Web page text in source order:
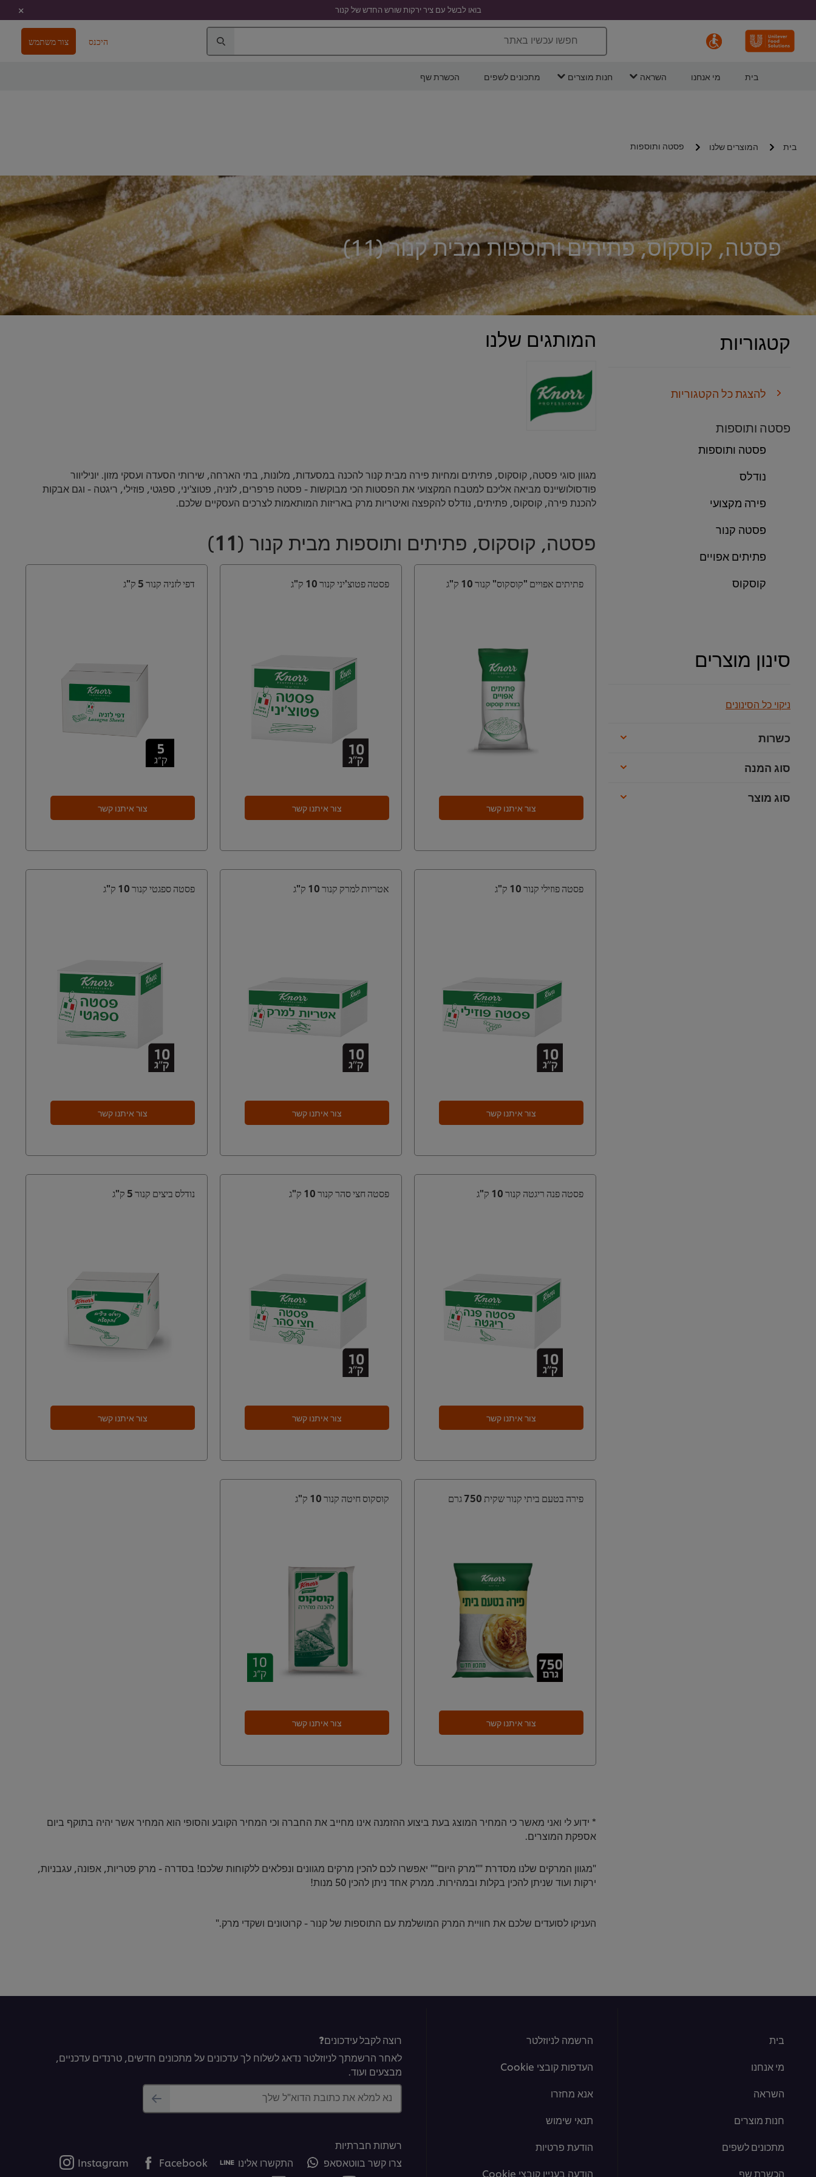
בואו לבשל עם ציר ירקות שורש החדש של קנור
חפשו עכשיו באתר היכנס צור משתמש
בית מי אנחנו השראה חנות מוצרים מתכונים לשפים הכשרת שף
בית המוצרים שלנו פסטה ותוספות
פסטה, קוסקוס, פתיתים ותוספות מבית קנור (11
)
קטגוריות
להצגת כל הקטגוריות
פסטה ותוספות
פסטה ותוספות
נודלס
פירה מקצועי
פסטה קנור
פתיתים אפויים
קוסקוס
סינון מוצרים
ניקוי כל הסינונים
כשרות
סוג המנה
סוג מוצר
המותגים שלנו
מגוון סוגי פסטה, קוסקוס, פתיתים ומחיות פירה מבית קנור להכנה במסעדות, מלונות, בתי הארחה, שירותי הסעדה ועסקי מזון. יוניליוור
פודסולושיינס מביאה אליכם למטבח המקצועי את הפסטות הכי מבוקשות - פסטה פרפרים, לזניה, פטוצ'יני, ספגטי, פוזילי, ריגטה - וגם אבקות
להכנת פירה, קוסקוס, פתיתים, נודלס להקפצה ואיטריות מרק באריזות המותאמות לצרכים העסקיים שלכם.
פסטה, קוסקוס, פתיתים ותוספות מבית קנור (
11
)
פתיתים אפויים "קוסקוס" קנור 10 ק"ג
צור איתנו קשר
פסטה פטוצ'יני קנור 10 ק"ג
צור איתנו קשר
דפי לזניה קנור 5 ק"ג
צור איתנו קשר
פסטה פוזילי קנור 10 ק"ג
צור איתנו קשר
אטריות למרק קנור 10 ק"ג
צור איתנו קשר
פסטה ספגטי קנור 10 ק"ג
צור איתנו קשר
פסטה פנה ריגטה קנור 10 ק"ג
צור איתנו קשר
פסטה חצי סהר קנור 10 ק"ג
צור איתנו קשר
נודלס ביצים קנור 5 ק"ג
צור איתנו קשר
פירה בטעם ביתי קנור שקית 750 גרם
צור איתנו קשר
קוסקוס חיטה קנור 10 ק"ג
צור איתנו קשר
* ידוע לי ואני מאשר כי המחיר המוצג בעת ביצוע ההזמנה אינו מחייב את החברה וכי המחיר הקובע והסופי הוא המחיר אשר יהיה בתוקף ביום
אספקת המוצרים.
"מגוון המרקים שלנו מסדרת ""מרק היום"" יאפשרו לכם להכין מרקים מגוונים ונפלאים ללקוחות שלכם! בסדרה - מרק פטריות, אפונה, עגבניות,
ירקות ועוד שניתן להכין בקלות ובמהירות. ממרק אחד ניתן להכין 50 מנות!
העניקו לסועדים שלכם את חוויית המרק המושלמת עם התוספות של קנור - קרוטונים ושקדי מרק."
בית
מי אנחנו
השראה
חנות מוצרים
מתכונים לשפים
הכשרת שף
הרשמה לניוזלטר
העדפות קובצי Cookie
אנא מחזרו
תנאי שימוש
הודעת פרטיות
הודעה בעניין קובצי Cookie
רוצה לקבל עידכונים?
לאחר הרשמתך לניוזלטר נדאג לשלוח לך עדכונים על מתכונים חדשים, טרנדים עדכניים,
מבצעים ועוד.
נא למלא את כתובת הדוא"ל שלך
רשתות חברתיות
צרו קשר בווטאסאפ
התקשרו אלינו Facebook
Instagram